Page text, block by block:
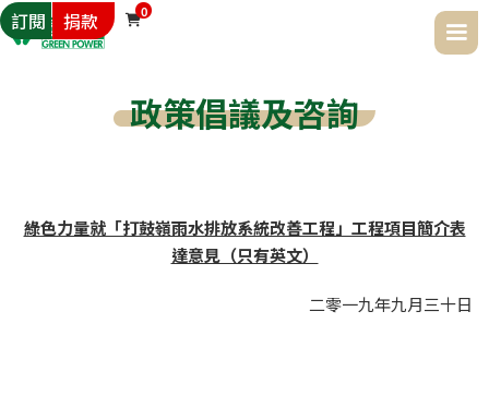
訂閱 捐款 
0
政策倡議及咨詢
綠色力量就「打鼓嶺雨水排放系統改善工程」工程項目簡介表
達意見（只有英文）
二零一九年九月三十日